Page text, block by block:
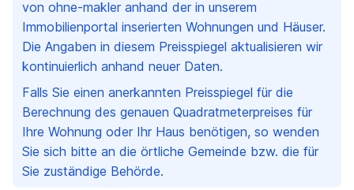
von ohne-makler anhand der in unserem
Immobilienportal inserierten Wohnungen und Häuser.
Die Angaben in diesem Preisspiegel aktualisieren wir
kontinuierlich anhand neuer Daten.
Falls Sie einen anerkannten Preisspiegel für die
Berechnung des genauen Quadratmeterpreises für
Ihre Wohnung oder Ihr Haus benötigen, so wenden
Sie sich bitte an die örtliche Gemeinde bzw. die für
Sie zuständige Behörde.